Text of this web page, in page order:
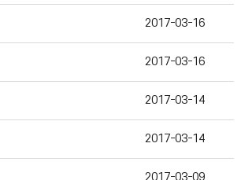
2017-03-16
2017-03-16
2017-03-14
2017-03-14
2017-03-09